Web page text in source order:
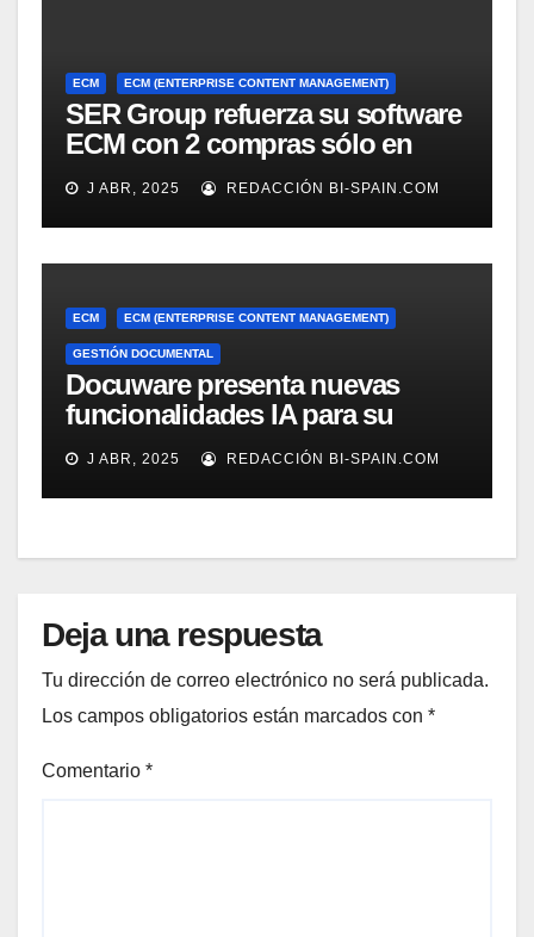
ECM ECM (ENTERPRISE CONTENT MANAGEMENT)
SER Group refuerza su software
ECM con 2 compras sólo en
marzo
J ABR, 2025 REDACCIÓN BI-SPAIN.COM
ECM ECM (ENTERPRISE CONTENT MANAGEMENT)
GESTIÓN DOCUMENTAL
Docuware presenta nuevas
funcionalidades IA para su
gestión documental
J ABR, 2025 REDACCIÓN BI-SPAIN.COM
Deja una respuesta
Tu dirección de correo electrónico no será publicada.
Los campos obligatorios están marcados con *
Comentario *